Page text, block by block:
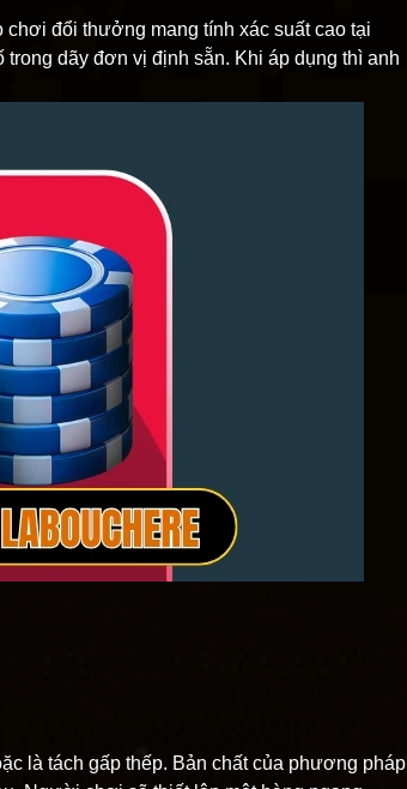
chơi đổi thưởng mang tính xác suất cao tại
dãy đơn vị định sẵn. Khi áp dụng thì anh
là tách gấp thếp. Bản chất của phương pháp